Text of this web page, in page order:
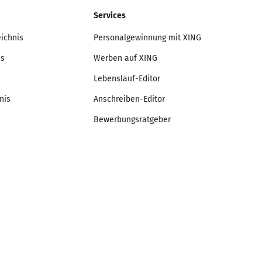
Services
Personalgewinnung mit XING
Werben auf XING
Lebenslauf-Editor
Anschreiben-Editor
Bewerbungsratgeber